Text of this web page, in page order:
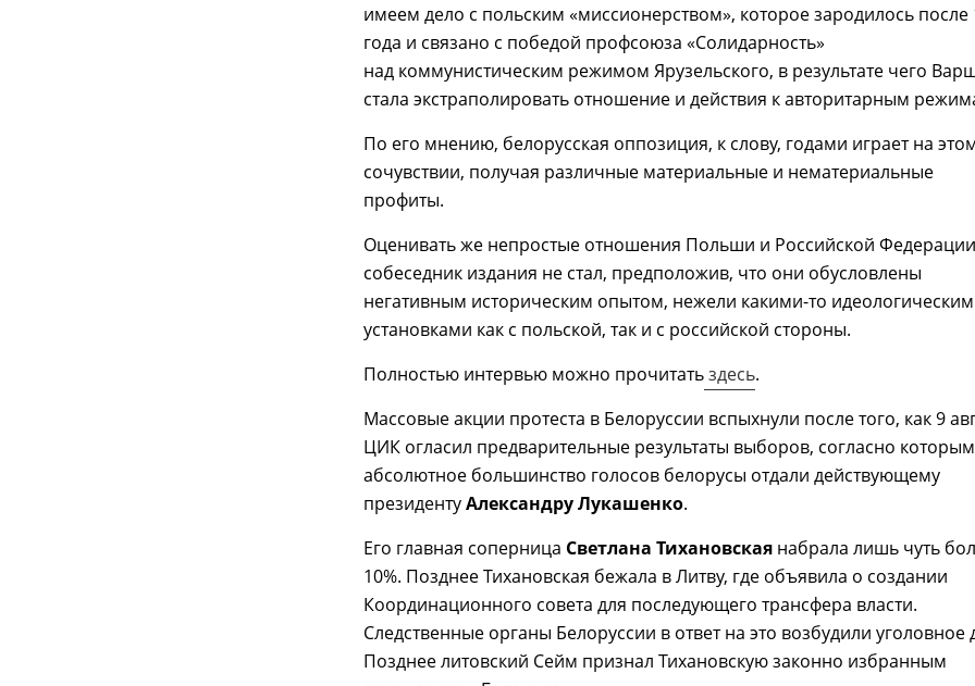
имеем дело с польским «миссионерством», которое зародилось после
года и связано с победой профсоюза «Солидарность»
над коммунистическим режимом Ярузельского, в результате чего
стала экстраполировать отношение и действия к авторитарным
По его мнению, белорусская оппозиция, к слову, годами играет на
сочувствии, получая различные материальные и нематериальные
профиты.
Оценивать же непростые отношения Польши и Российской Федерации
собеседник издания не стал, предположив, что они обусловлены
негативным историческим опытом, нежели какими-то
установками как с польской, так и с российской стороны.
Полностью интервью можно прочитатьздесь.
Массовые акции протеста в Белоруссии вспыхнули после того, как 9
ЦИК огласил предварительные результаты выборов, согласно которым
абсолютное большинство голосов белорусы отдали действующему
президентуАлександру Лукашенко.
Его главная соперница Светлана Тихановская набрала лишь чуть
10%. Позднее Тихановская бежала в Литву, где объявила о создании
Координационного совета для последующего трансфера власти.
Следственные органы Белоруссии в ответ на это возбудили уголовное
Позднее литовский Сейм признал Тихановскую законно избранным